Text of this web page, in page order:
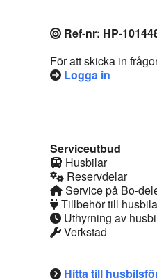
Ref-nr: HP-
För att skicka in
Logga in
Serviceutbud
Husbilar
Reservdelar
Service på Bo-
Tillbehör till
Uthyrning av
Verkstad
Hitta till